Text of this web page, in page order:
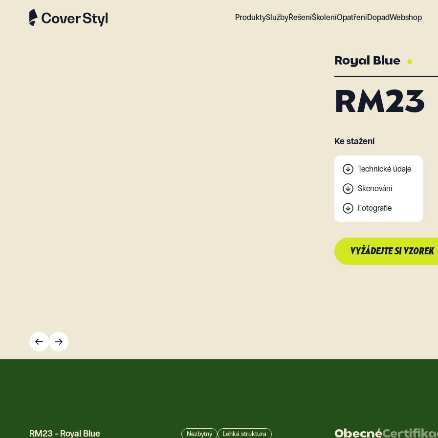
ProduktySlužbyŘešeníŠkoleníOpatřeníDopadWebshop
Royal Blue
RM23
Ke stažení
Technické údaje
Skenování
Fotografie
VYŽÁDEJTE SI VZOREK
RM23 - Royal Blue Nezbytný Lehká struktura Obecné